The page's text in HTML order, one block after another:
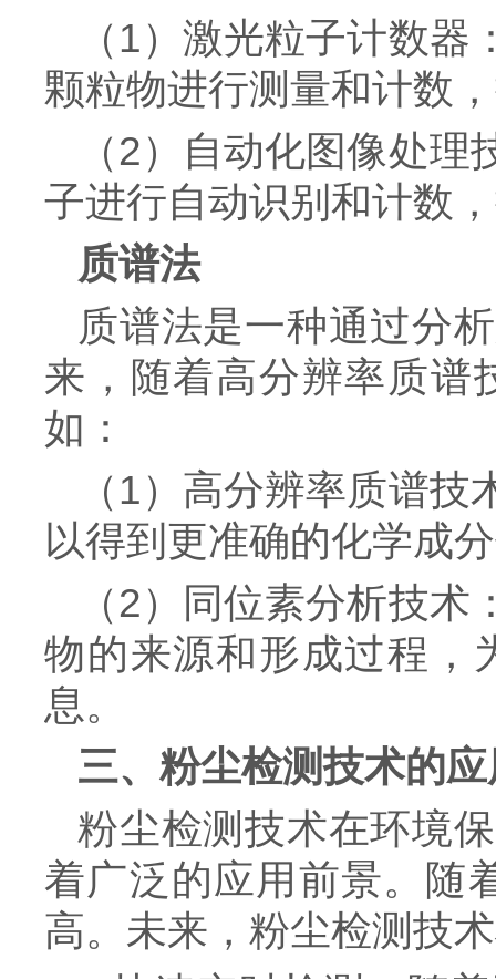
（1）激光粒子计数
颗粒物进行测量和计数
（2）自动化图像处
子进行自动识别和计数
质谱法
质谱法是一种通过分
来，随着高分辨率质谱
如：
（1）高分辨率质谱
以得到更准确的化学成
（2）同位素分析技
物的来源和形成过程，
息。
三、粉尘检测技术的
粉尘检测技术在环境
着广泛的应用前景。随
高。未来，粉尘检测技